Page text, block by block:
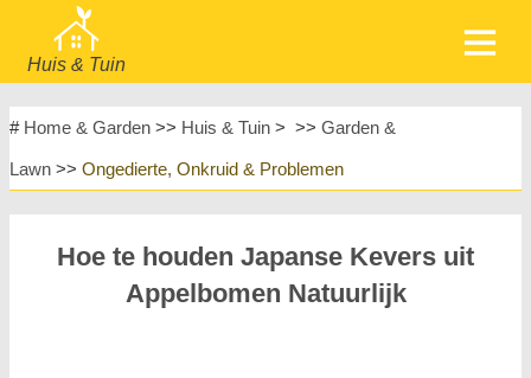
Huis & Tuin
Tuin & Gazon
Huisontwerp & Decoratie
Huisveiligheid
Planten, Bloemen & Kruiden
Huishobby's
# Home & Garden >> Huis & Tuin > >> Garden &
Lawn >> Ongedierte, Onkruid & Problemen
Hoe te houden Japanse Kevers uit
Appelbomen Natuurlijk